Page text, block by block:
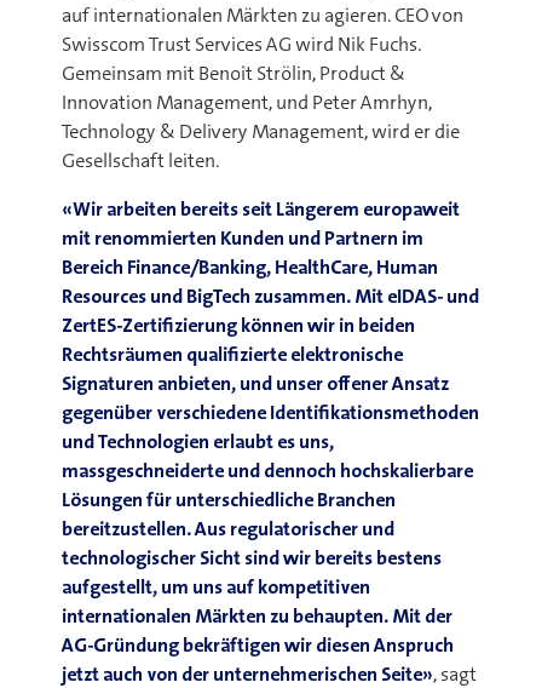
auf internationalen Märkten zu agieren. CEO von
Swisscom Trust Services AG wird Nik Fuchs.
Gemeinsam mit Benoît Strölin, Product &
Innovation Management, und Peter Amrhyn,
Technology & Delivery Management, wird er die
Gesellschaft leiten.
«Wir arbeiten bereits seit Längerem europaweit
mit renommierten Kunden und Partnern im
Bereich Finance/Banking, HealthCare, Human
Resources und BigTech zusammen. Mit eIDAS- und
ZertES-Zertifizierung können wir in beiden
Rechtsräumen qualifizierte elektronische
Signaturen anbieten, und unser offener Ansatz
gegenüber verschiedene Identifikationsmethoden
und Technologien erlaubt es uns,
massgeschneiderte und dennoch hochskalierbare
Lösungen für unterschiedliche Branchen
bereitzustellen. Aus regulatorischer und
technologischer Sicht sind wir bereits bestens
aufgestellt, um uns auf kompetitiven
internationalen Märkten zu behaupten. Mit der
AG-Gründung bekräftigen wir diesen Anspruch
jetzt auch von der unternehmerischen Seite», sagt